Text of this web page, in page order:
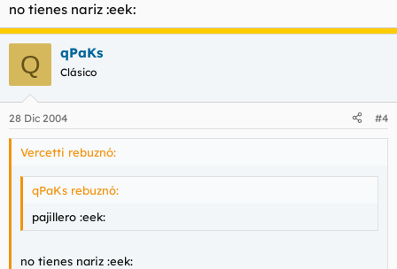
no tienes nariz :eek:
Q qPaKs
Clásico
28 Dic 2004 #4
Vercetti rebuznó:
qPaKs rebuznó:
pajillero :eek:
no tienes nariz :eek: